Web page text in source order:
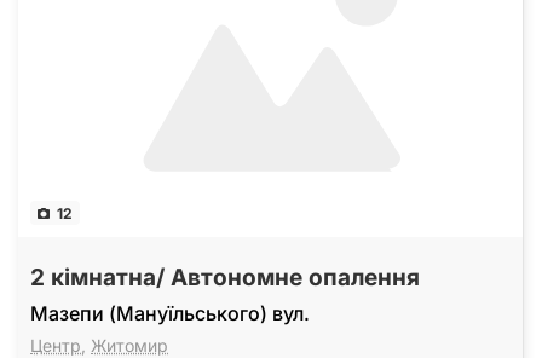
12
2 кімнатна/ Автономне опалення
Мазепи (Мануїльського) вул.
Центр, Житомир